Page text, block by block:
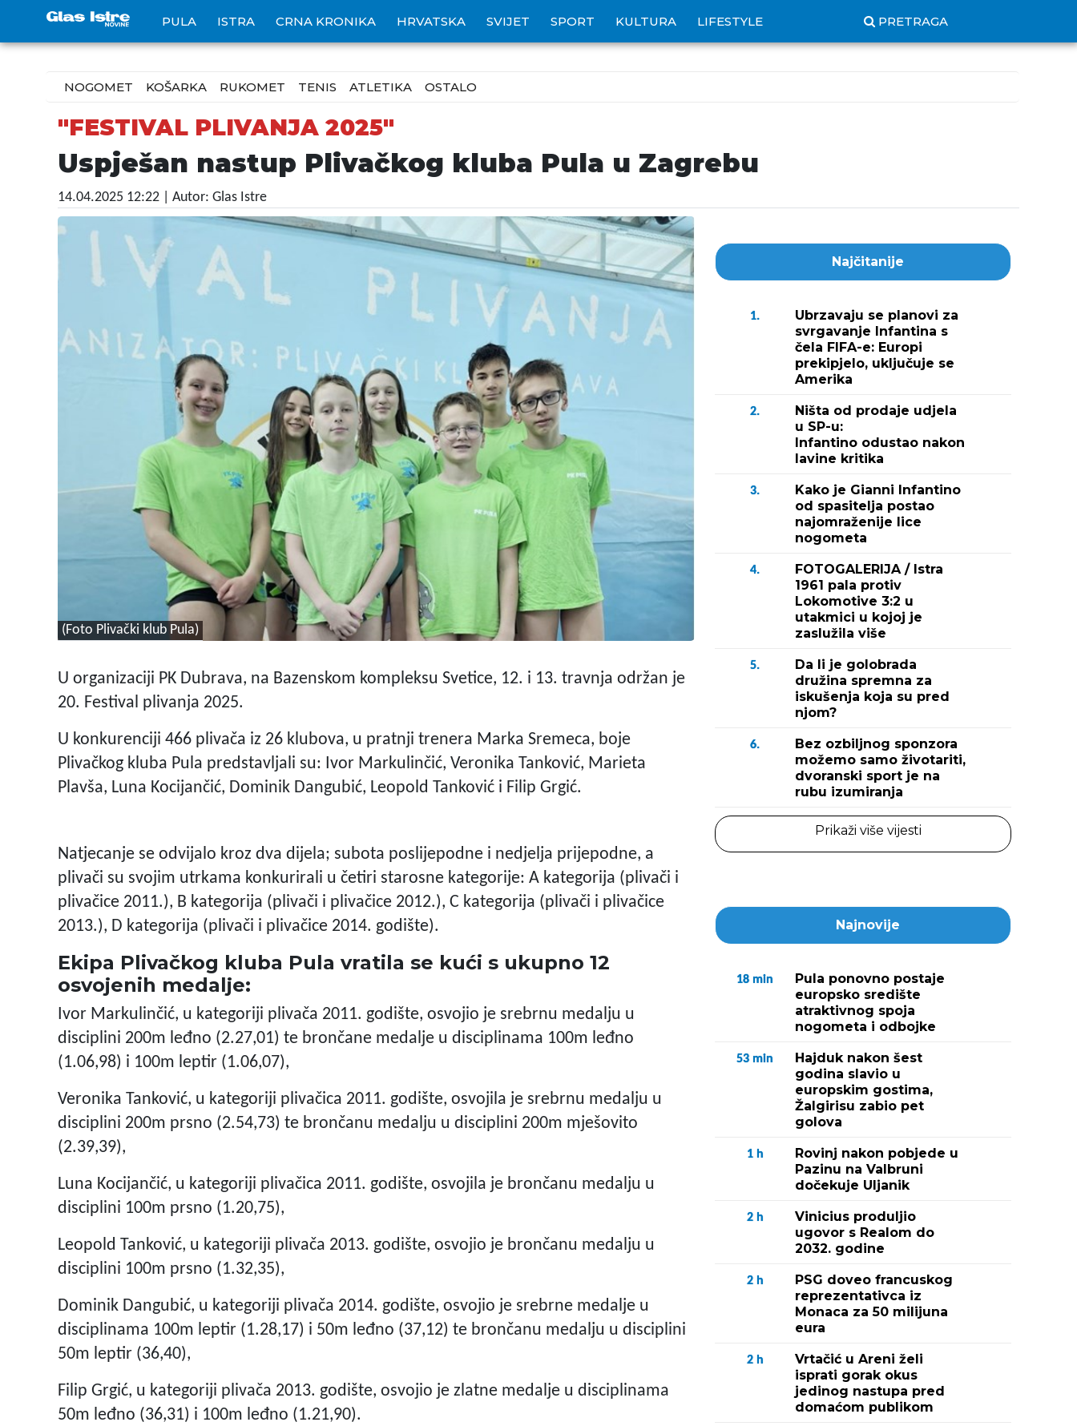
PULA ISTRA CRNA KRONIKA HRVATSKA SVIJET SPORT KULTURA LIFESTYLE PRETRAGA
NOGOMET KOŠARKA RUKOMET TENIS ATLETIKA OSTALO
"FESTIVAL PLIVANJA 2025"
Uspješan nastup Plivačkog kluba Pula u Zagrebu
14.04.2025 12:22 | Autor: Glas Istre
(Foto Plivački klub Pula)
U organizaciji PK Dubrava, na Bazenskom kompleksu Svetice, 12. i 13. travnja održan je
20. Festival plivanja 2025.
U konkurenciji 466 plivača iz 26 klubova, u pratnji trenera Marka Sremeca, boje
Plivačkog kluba Pula predstavljali su: Ivor Markulinčić, Veronika Tanković, Marieta
Plavša, Luna Kocijančić, Dominik Dangubić, Leopold Tanković i Filip Grgić.
Natjecanje se odvijalo kroz dva dijela; subota poslijepodne i nedjelja prijepodne, a
plivači su svojim utrkama konkurirali u četiri starosne kategorije: A kategorija (plivači i
plivačice 2011.), B kategorija (plivači i plivačice 2012.), C kategorija (plivači i plivačice
2013.), D kategorija (plivači i plivačice 2014. godište).
Ekipa Plivačkog kluba Pula vratila se kući s ukupno 12
osvojenih medalje:
Ivor Markulinčić, u kategoriji plivača 2011. godište, osvojio je srebrnu medalju u
disciplini 200m leđno (2.27,01) te brončane medalje u disciplinama 100m leđno
(1.06,98) i 100m leptir (1.06,07),
Veronika Tanković, u kategoriji plivačica 2011. godište, osvojila je srebrnu medalju u
disciplini 200m prsno (2.54,73) te brončanu medalju u disciplini 200m mješovito
(2.39,39),
Luna Kocijančić, u kategoriji plivačica 2011. godište, osvojila je brončanu medalju u
disciplini 100m prsno (1.20,75),
Leopold Tanković, u kategoriji plivača 2013. godište, osvojio je brončanu medalju u
disciplini 100m prsno (1.32,35),
Dominik Dangubić, u kategoriji plivača 2014. godište, osvojio je srebrne medalje u
disciplinama 100m leptir (1.28,17) i 50m leđno (37,12) te brončanu medalju u disciplini
50m leptir (36,40),
Filip Grgić, u kategoriji plivača 2013. godište, osvojio je zlatne medalje u disciplinama
50m leđno (36,31) i 100m leđno (1.21,90).
Najčitanije
1.
Ubrzavaju se planovi za
svrgavanje Infantina s
čela FIFA-e: Europi
prekipjelo, uključuje se
Amerika
2.
Ništa od prodaje udjela
u SP-u:
Infantino odustao nakon
lavine kritika
3.
Kako je Gianni Infantino
od spasitelja postao
najomraženije lice
nogometa
4.
FOTOGALERIJA / Istra
1961 pala protiv
Lokomotive 3:2 u
utakmici u kojoj je
zaslužila više
5.
Da li je golobrada
družina spremna za
iskušenja koja su pred
njom?
6.
Bez ozbiljnog sponzora
možemo samo životariti,
dvoranski sport je na
rubu izumiranja
Prikaži više vijesti
Najnovije
18 min
Pula ponovno postaje
europsko središte
atraktivnog spoja
nogometa i odbojke
53 min
Hajduk nakon šest
godina slavio u
europskim gostima,
Žalgirisu zabio pet
golova
1 h
Rovinj nakon pobjede u
Pazinu na Valbruni
dočekuje Uljanik
2 h
Vinicius produljio
ugovor s Realom do
2032. godine
2 h
PSG doveo francuskog
reprezentativca iz
Monaca za 50 milijuna
eura
2 h
Vrtačić u Areni želi
isprati gorak okus
jedinog nastupa pred
domaćom publikom